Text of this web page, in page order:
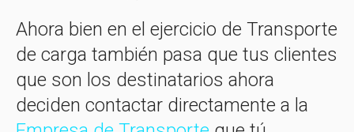
Ahora bien en el ejercicio de Transporte
de carga también pasa que tus clientes
que son los destinatarios ahora
deciden contactar directamente a la